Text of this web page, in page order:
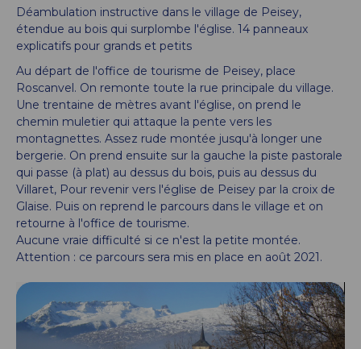
Déambulation instructive dans le village de Peisey,
étendue au bois qui surplombe l'église. 14 panneaux
explicatifs pour grands et petits
Au départ de l'office de tourisme de Peisey, place
Roscanvel. On remonte toute la rue principale du village.
Une trentaine de mètres avant l'église, on prend le
chemin muletier qui attaque la pente vers les
montagnettes. Assez rude montée jusqu'à longer une
bergerie. On prend ensuite sur la gauche la piste pastorale
qui passe (à plat) au dessus du bois, puis au dessus du
Villaret, Pour revenir vers l'église de Peisey par la croix de
Glaise. Puis on reprend le parcours dans le village et on
retourne à l'office de tourisme.
Aucune vraie difficulté si ce n'est la petite montée.
Attention : ce parcours sera mis en place en août 2021.